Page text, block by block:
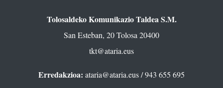
Tolosaldeko Komunikazio Taldea S.M.
San Esteban, 20 Tolosa 20400
tkt@ataria.eus
Erredakzioa: ataria@ataria.eus/ 943 655 695